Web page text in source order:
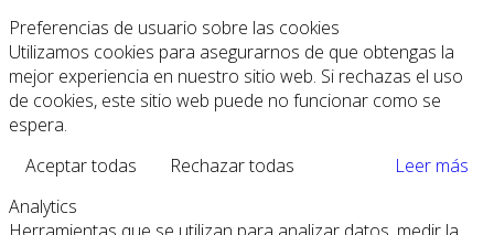
Preferencias de usuario sobre las cookies
Utilizamos cookies para asegurarnos de que obtengas la
mejor experiencia en nuestro sitio web. Si rechazas el uso
de cookies, este sitio web puede no funcionar como se
espera.
Aceptar todas
Rechazar todas
Leer más
Analytics